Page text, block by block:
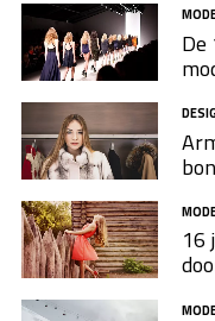
De
16